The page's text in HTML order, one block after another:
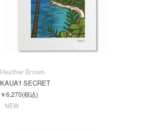
Heather Brown
KAUA'I SECRET
￥6,270(税込)
NEW